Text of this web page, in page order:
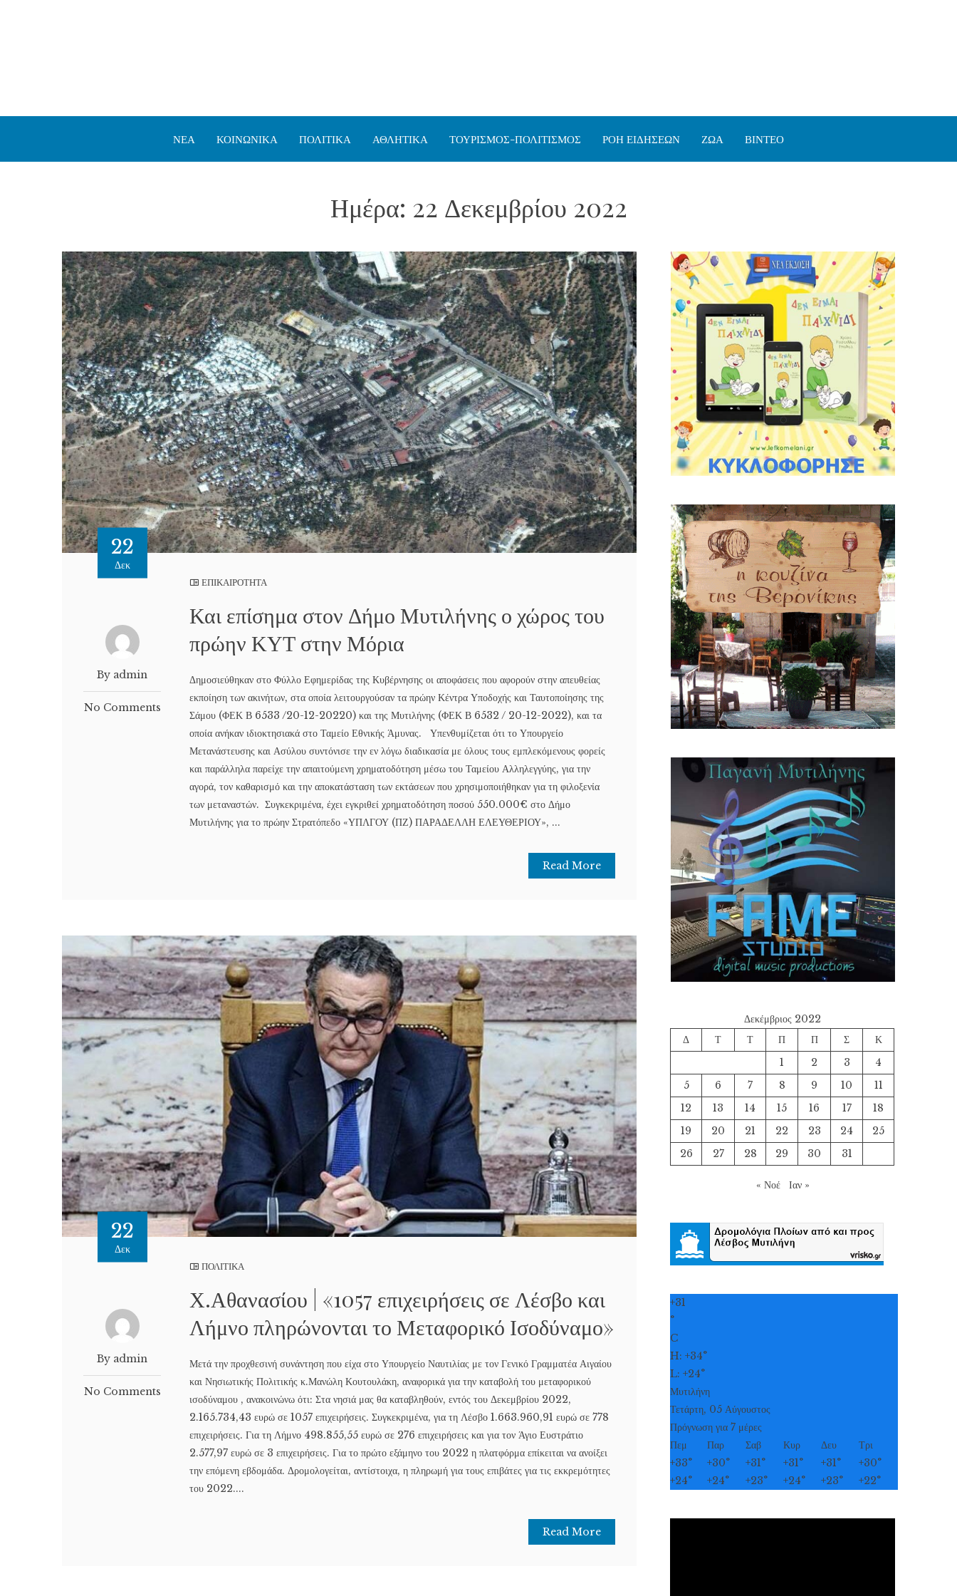
ΝΕΑ ΚΟΙΝΩΝΙΚΑ ΠΟΛΙΤΙΚΑ ΑΘΛΗΤΙΚΑ ΤΟΥΡΙΣΜΟΣ-ΠΟΛΙΤΙΣΜΟΣ ΡΟΗ ΕΙΔΗΣΕΩΝ ΖΩΑ ΒΙΝΤΕΟ
Ημέρα: 22 Δεκεμβρίου 2022
22
Δεκ
By admin
No Comments
ΕΠΙΚΑΙΡΟΤΗΤΑ
Και επίσημα στον Δήμο Μυτιλήνης ο χώρος του
πρώην ΚΥΤ στην Μόρια
Δημοσιεύθηκαν στο Φύλλο Εφημερίδας της Κυβέρνησης οι αποφάσεις που αφορούν στην απευθείας
εκποίηση των ακινήτων, στα οποία λειτουργούσαν τα πρώην Κέντρα Υποδοχής και Ταυτοποίησης της
Σάμου (ΦΕΚ Β 6533 /20-12-20220) και της Μυτιλήνης (ΦΕΚ Β 6532 / 20-12-2022), και τα
οποία ανήκαν ιδιοκτησιακά στο Ταμείο Εθνικής Άμυνας. Υπενθυμίζεται ότι το Υπουργείο
Μετανάστευσης και Ασύλου συντόνισε την εν λόγω διαδικασία με όλους τους εμπλεκόμενους φορείς
και παράλληλα παρείχε την απαιτούμενη χρηματοδότηση μέσω του Ταμείου Αλληλεγγύης, για την
αγορά, τον καθαρισμό και την αποκατάσταση των εκτάσεων που χρησιμοποιήθηκαν για τη φιλοξενία
των μεταναστών. Συγκεκριμένα, έχει εγκριθεί χρηματοδότηση ποσού 550.000€ στο Δήμο
Μυτιλήνης για το πρώην Στρατόπεδο «ΥΠΛΓΟΥ (ΠΖ) ΠΑΡΑΔΕΛΛΗ ΕΛΕΥΘΕΡΙΟΥ», ...
Read More
22
Δεκ
By admin
No Comments
ΠΟΛΙΤΙΚΑ
Χ.Αθανασίου | «1057 επιχειρήσεις σε Λέσβο και
Λήμνο πληρώνονται το Μεταφορικό Ισοδύναμο»
Μετά την προχθεσινή συνάντηση που είχα στο Υπουργείο Ναυτιλίας με τον Γενικό Γραμματέα Αιγαίου
και Νησιωτικής Πολιτικής κ.Μανώλη Κουτουλάκη, αναφορικά για την καταβολή του μεταφορικού
ισοδύναμου , ανακοινώνω ότι: Στα νησιά μας θα καταβληθούν, εντός του Δεκεμβρίου 2022,
2.165.734,43 ευρώ σε 1057 επιχειρήσεις. Συγκεκριμένα, για τη Λέσβο 1.663.960,91 ευρώ σε 778
επιχειρήσεις. Για τη Λήμνο 498.855,55 ευρώ σε 276 επιχειρήσεις και για τον Άγιο Ευστράτιο
2.577,97 ευρώ σε 3 επιχειρήσεις. Για το πρώτο εξάμηνο του 2022 η πλατφόρμα επίκειται να ανοίξει
την επόμενη εβδομάδα. Δρομολογείται, αντίστοιχα, η πληρωμή για τους επιβάτες για τις εκκρεμότητες
του 2022....
Read More
Δεκέμβριος 2022
Δ
Τ Τ Π Π Σ
Κ
1
2 3
4
5
6 7 8 9 10
11
12
13 14 15 16 17
18
19
20 21 22 23 24
25
26
27 28 29 30 31
« Νοέ Ιαν »
+31
°
C
H:+34°
L:+24°
Μυτιλήνη
Τετάρτη, 05 Αύγουστος
Πρόγνωση για 7 μέρες
Πεμ
Παρ Σαβ Κυρ Δευ
Τρι
+33° +30° +31° +31° +31° +30°
+24° +24° +23° +24° +23° +22°